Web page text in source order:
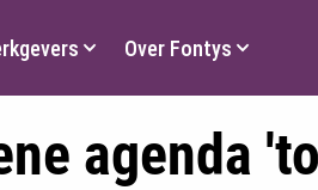
Over Fontys
agenda